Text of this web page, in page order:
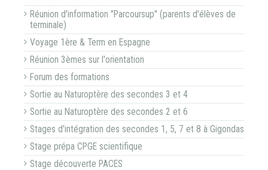
Réunion d'information "Parcoursup" (parents d'élèves de
terminale)
Voyage 1ère & Term en Espagne
Réunion 3èmes sur l'orientation
Forum des formations
Sortie au Naturoptère des secondes 3 et 4
Sortie au Naturoptère des secondes 2 et 6
Stages d'intégration des secondes 1, 5, 7 et 8 à Gigondas
Stage prépa CPGE scientifique
Stage découverte PACES